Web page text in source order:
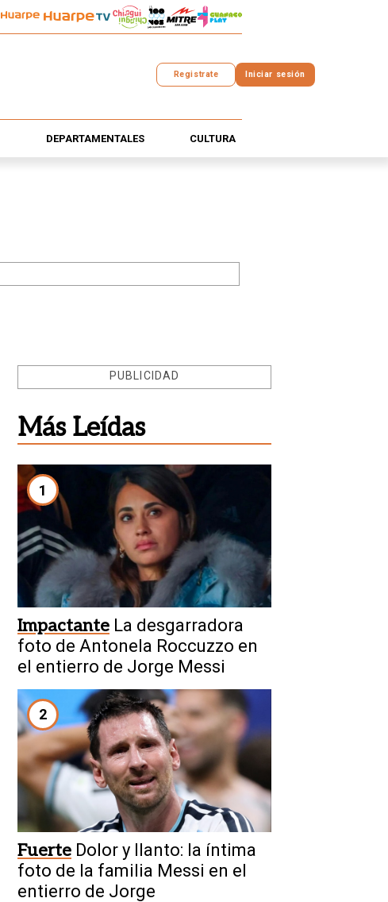
Registrate Iniciar sesión
DEPARTAMENTALES CULTURA
PUBLICIDAD
Más Leídas
1
Impactante La desgarradora
foto de Antonela Roccuzzo en
el entierro de Jorge Messi
2
Fuerte Dolor y llanto: la íntima
foto de la familia Messi en el
entierro de Jorge